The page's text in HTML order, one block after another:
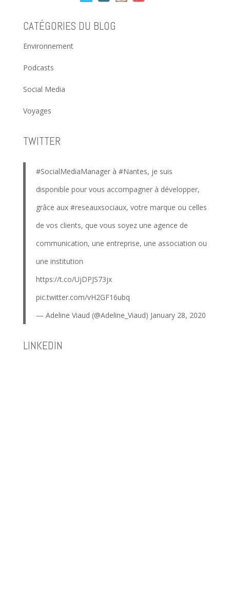
CATÉGORIES DU BLOG
Environnement
Podcasts
Social Media
Voyages
TWITTER
#SocialMediaManagerà #Nantes, je suis
disponible pour vous accompagner à développer,
grâce aux #reseauxsociaux, votre marque ou celles
de vos clients, que vous soyez une agence de
communication, une entreprise, une association ou
une institution
https://t.co/UjDPJS73jx
pic.twitter.com/vH2GF16ubq
— Adeline Viaud (@Adeline_Viaud) January 28, 2020
LINKEDIN